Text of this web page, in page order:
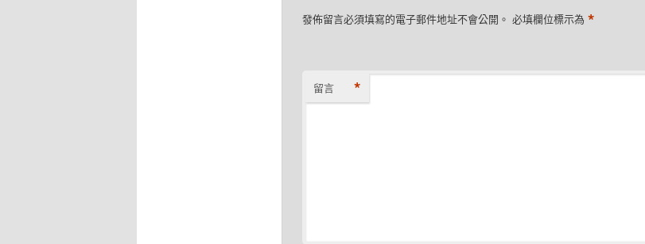
發佈留言必須填寫的電子郵件地址不會公開。 必填欄位標示為 *
留言 *